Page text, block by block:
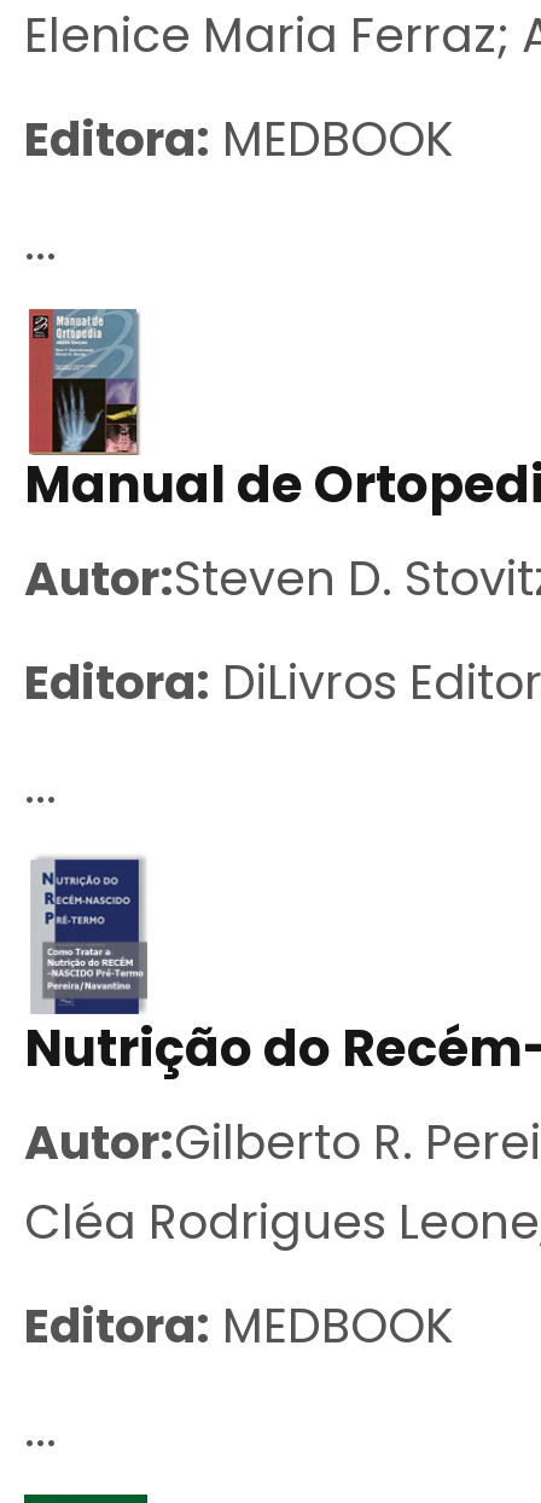
Elenice Maria
Editora: MEDBOOK
...
Manual de
Autor:Steven D.
Editora: DiLivros
...
Nutrição do
Autor:Gilberto R.
Cléa Rodrigues
Editora: MEDBOOK
...